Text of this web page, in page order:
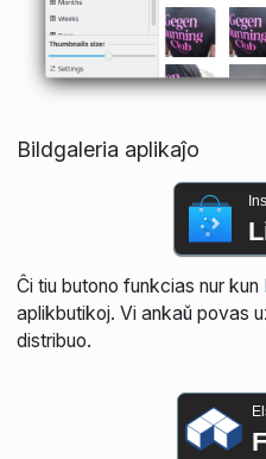
Bildgaleria aplikaĵo
Ĉi tiu butono funkcias nur kun
aplikbutikoj. Vi ankaŭ povas
distribuo.